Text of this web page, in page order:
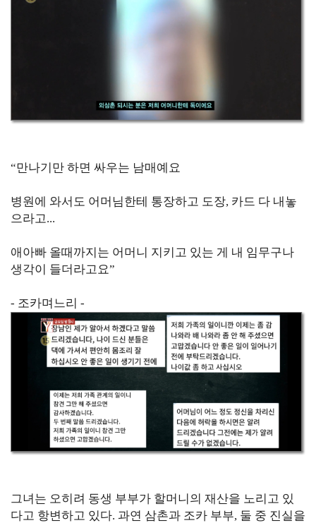
“만나기만 하면 싸우는 남매예요
병원에 와서도 어머님한테 통장하고 도장, 카드 다 내놓
으라고...
애아빠 올때까지는 어머니 지키고 있는 게 내 임무구나
생각이 들더라고요”
- 조카며느리 -
그녀는 오히려 동생 부부가 할머니의 재산을 노리고 있
다고 항변하고 있다. 과연 삼촌과 조카 부부, 둘 중 진실을